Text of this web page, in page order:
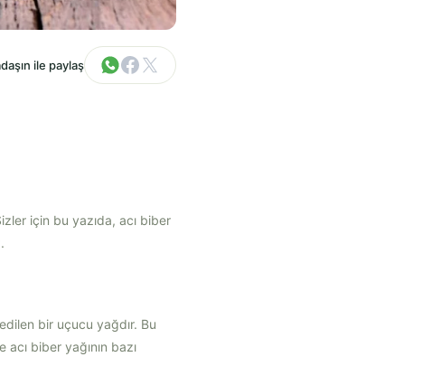
ile paylaş
için bu yazıda, acı biber
bir uçucu yağdır. Bu
biber yağının bazı